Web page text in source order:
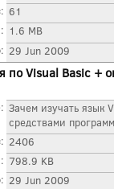
61
1.6 MB
29 Jun 2009
по Visual Basic +
Зачем изучать язык
средствами
2406
798.9 KB
29 Jun 2009